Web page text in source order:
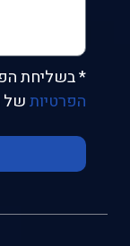
* בשליחת
הפרטיותשל